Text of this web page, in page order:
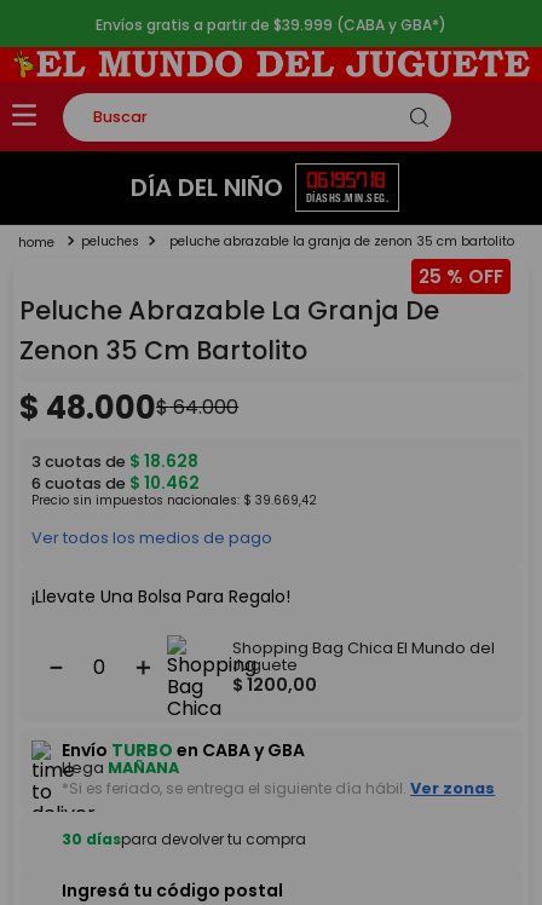
Envíos gratis a partir de $39.999 (CABA y GBA*)
Buscar
TÉRMINOS MÁS BUSCADOS
2.
lego
DÍA DEL NIÑO 06
DÍAS
19
HS.
57
MIN.
18
SEG.
peluches peluche abrazable la granja de zenon 35 cm bartolito
25 %
Peluche Abrazable La Granja De
Zenon 35 Cm Bartolito
$ 48.000$64.000
3 cuotas de $ 18.628
6 cuotas de $ 10.462
Precio sin impuestos nacionales: $ 39.669,42
Ver todos los medios de pago
¡Llevate Una Bolsa Para Regalo!
＋
－
Shopping Bag Chica El Mundo del
Juguete
$ 1200,00
Envío TURBO en CABA y GBA
Llega MAÑANA
*Si es feriado, se entrega el siguiente día hábil. Ver zonas
30 díaspara devolver tu compra
Ingresá tu código postal